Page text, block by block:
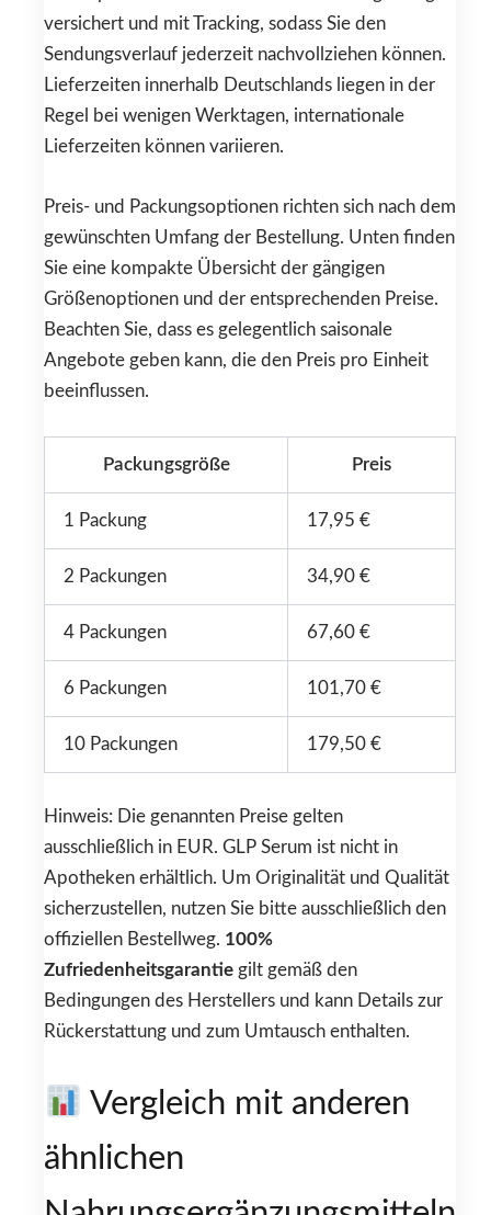
versichert und mit Tracking, sodass Sie den
Sendungsverlauf jederzeit nachvollziehen können.
Lieferzeiten innerhalb Deutschlands liegen in der
Regel bei wenigen Werktagen, internationale
Lieferzeiten können variieren.
Preis- und Packungsoptionen richten sich nach dem
gewünschten Umfang der Bestellung. Unten finden
Sie eine kompakte Übersicht der gängigen
Größenoptionen und der entsprechenden Preise.
Beachten Sie, dass es gelegentlich saisonale
Angebote geben kann, die den Preis pro Einheit
beeinflussen.
Packungsgröße Preis
1 Packung 17,95 €
2 Packungen 34,90 €
4 Packungen 67,60 €
6 Packungen 101,70 €
10 Packungen 179,50 €
Hinweis: Die genannten Preise gelten
ausschließlich in EUR. GLP Serum ist nicht in
Apotheken erhältlich. Um Originalität und Qualität
sicherzustellen, nutzen Sie bitte ausschließlich den
offiziellen Bestellweg. 100%
Zufriedenheitsgarantie gilt gemäß den
Bedingungen des Herstellers und kann Details zur
Rückerstattung und zum Umtausch enthalten.
Vergleich mit anderen
ähnlichen